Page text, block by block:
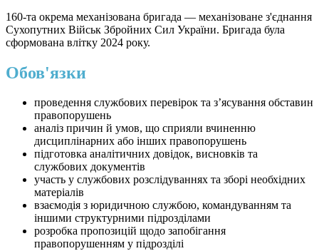
160-та окрема механізована бригада — механізоване з'єднання
Сухопутних Військ Збройних Сил України. Бригада була
сформована влітку 2024 року.
Обов'язки
проведення службових перевірок та з’ясування обставин
правопорушень
аналіз причин й умов, що сприяли вчиненню
дисциплінарних або інших правопорушень
підготовка аналітичних довідок, висновків та
службових документів
участь у службових розслідуваннях та зборі необхідних
матеріалів
взаємодія з юридичною службою, командуванням та
іншими структурними підрозділами
розробка пропозицій щодо запобігання
правопорушенням у підрозділі